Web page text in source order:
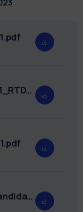
Nomina_Commissione_2023_RTDB_DCMC_1.pdf
Richiesta_convocazione_candidati_2023_RTDB_DCMC_1_MTR.pdf